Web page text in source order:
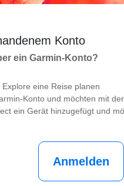
Konto
ein Garmin-Konto?
eine Reise planen
Konto und möchten mit
ein Gerät hinzugefügt und